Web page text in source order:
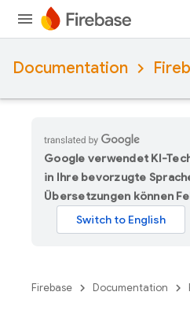
Documentation
Google verwendet KI-
in Ihre bevorzugte
Übersetzungen können
Firebase Documentation